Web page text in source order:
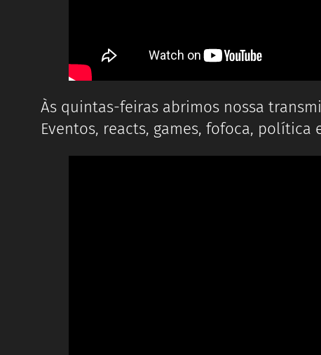
Às quintas-feiras abrimos nossa
Eventos, reacts, games, fofoca,